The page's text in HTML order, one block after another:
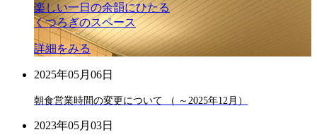
楽しい一日の余韻にひたる
くつろぎのスペース
詳細をみる
2025年05月06日
朝食営業時間の変更について （ ～2025年12月）
2023年05月03日